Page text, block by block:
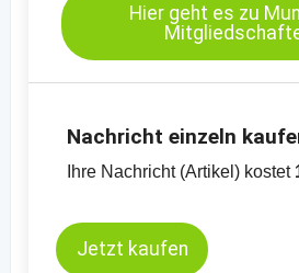
Hier geht es zu
Nachricht einzeln
Ihre Nachricht (Artikel) kostet
Jetzt kaufen